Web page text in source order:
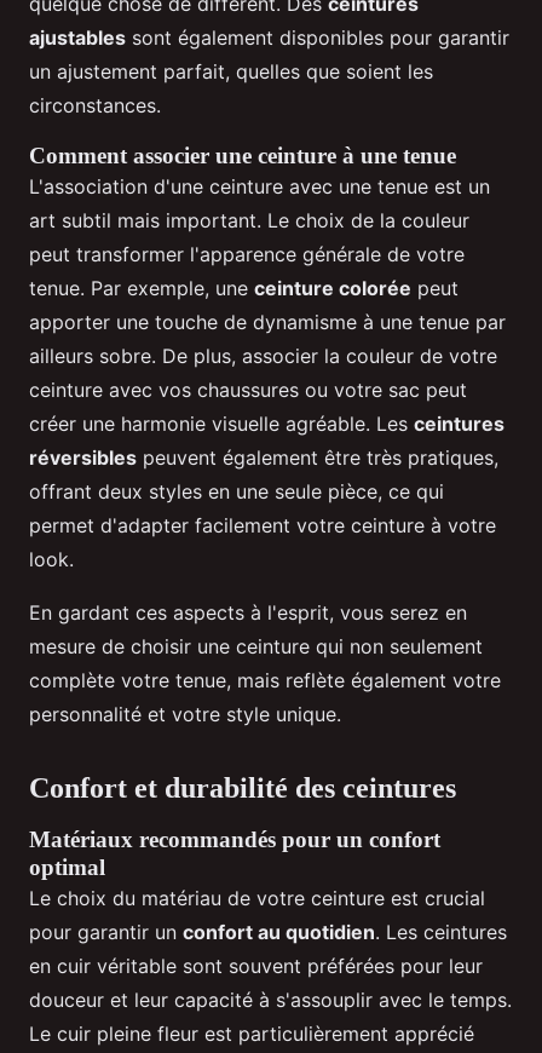
ajustables sont également disponibles pour garantir
un ajustement parfait, quelles que soient les
circonstances.
Comment associer une ceinture à une tenue
L'association d'une ceinture avec une tenue est un
art subtil mais important. Le choix de la couleur
peut transformer l'apparence générale de votre
tenue. Par exemple, une ceinture colorée peut
apporter une touche de dynamisme à une tenue par
ailleurs sobre. De plus, associer la couleur de votre
ceinture avec vos chaussures ou votre sac peut
créer une harmonie visuelle agréable. Les ceintures
réversibles peuvent également être très pratiques,
offrant deux styles en une seule pièce, ce qui
permet d'adapter facilement votre ceinture à votre
look.
En gardant ces aspects à l'esprit, vous serez en
mesure de choisir une ceinture qui non seulement
complète votre tenue, mais reflète également votre
personnalité et votre style unique.
Confort et durabilité des ceintures
Matériaux recommandés pour un confort
optimal
Le choix du matériau de votre ceinture est crucial
pour garantir un confort au quotidien. Les ceintures
en cuir véritable sont souvent préférées pour leur
douceur et leur capacité à s'assouplir avec le temps.
Le cuir pleine fleur est particulièrement apprécié